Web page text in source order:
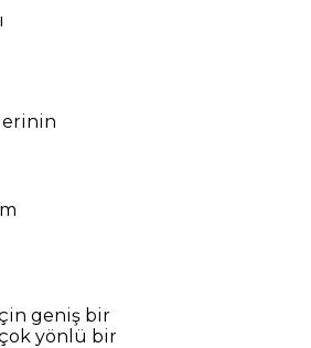
geniş bir
çok yönlü bir